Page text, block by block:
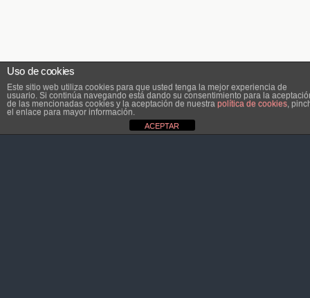
Uso de cookies
Este sitio web utiliza cookies para que usted tenga la mejor experiencia de
usuario. Si continúa navegando está dando su consentimiento para la
de las mencionadas cookies y la aceptación de nuestra política de cookies,
el enlace para mayor información.
ACEPTAR